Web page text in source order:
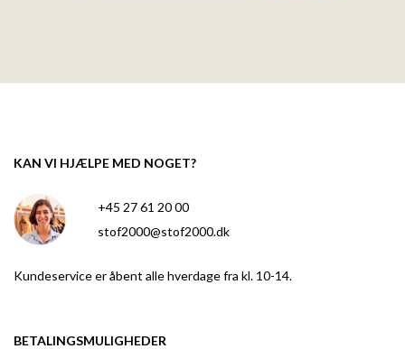
KAN VI HJÆLPE MED NOGET?
+45 27 61 20 00
stof2000@stof2000.dk
Kundeservice er åbent alle hverdage fra kl. 10-14.
BETALINGSMULIGHEDER